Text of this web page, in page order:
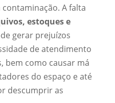
A falta
estoques e
gerar prejuízos
de atendimento
bem como causar má
do espaço e até
descumprir as